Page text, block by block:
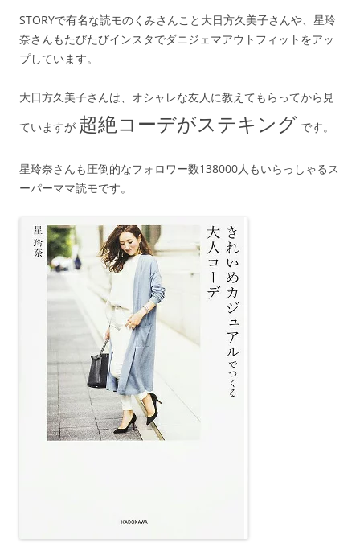
STORYで有名な読モのくみさんこと大日方久美子さんや、星玲
奈さんもたびたびインスタでダニジェマアウトフィットをアッ
プしています。
大日方久美子さんは、オシャレな友人に教えてもらってから見
ていますが 超絶コーデがステキング です。
星玲奈さんも圧倒的なフォロワー数138000人もいらっしゃるス
ーパーママ読モです。